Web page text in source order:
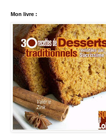
Mon livre :